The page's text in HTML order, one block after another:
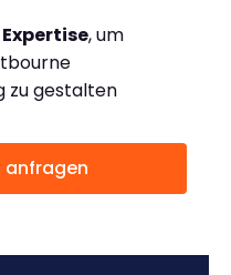
, um
zu gestalten
anfragen